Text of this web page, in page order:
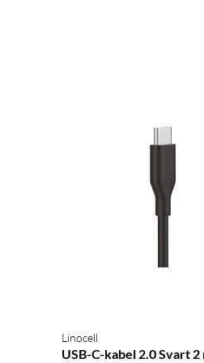
Linocell
USB-C-kabel 2.0 Svart 2